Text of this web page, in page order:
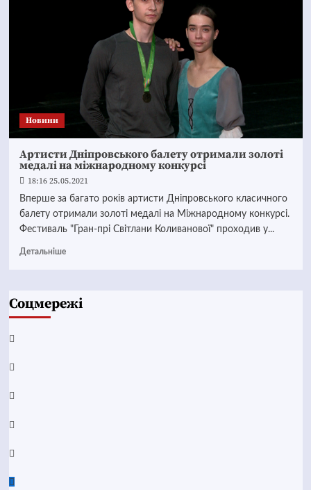
Новини
Артисти Дніпровського балету отримали золоті
медалі на міжнародному конкурсі
18:16 25.05.2021
Вперше за багато років артисти Дніпровського класичного
балету отримали золоті медалі на Міжнародному конкурсі.
Фестиваль "Гран-прі Світлани Коливанової" проходив у...
Детальніше
Соцмережі
Facebook
YouTube
Telegram
Instagram
Twitter
Google